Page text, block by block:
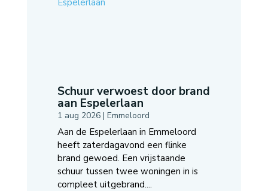
Schuur verwoest door brand
aan Espelerlaan
1 aug 2026| Emmeloord
Aan de Espelerlaan in Emmeloord
heeft zaterdagavond een flinke
brand gewoed. Een vrijstaande
schuur tussen twee woningen in is
compleet uitgebrand....